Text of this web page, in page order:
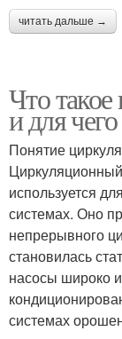
читать дальше →
Что
и для
Понятие
используется
системах. Оно
непрерывного
становилась
насосы широко
системах